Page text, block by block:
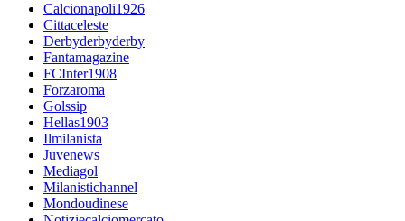
Calcionapoli1926
Cittaceleste
Derbyderbyderby
Fantamagazine
FCInter1908
Forzaroma
Golssip
Hellas1903
Ilmilanista
Juvenews
Mediagol
Milanistichannel
Mondoudinese